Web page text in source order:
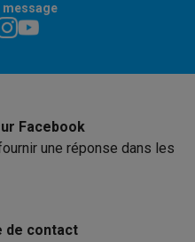
message
Facebook
une réponse dans les
de contact